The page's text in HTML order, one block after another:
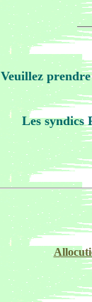
Veuillez
Les syndics